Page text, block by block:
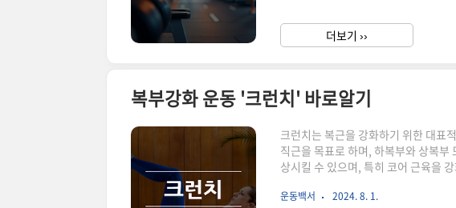
뿐만 아니라 고관절 굴곡근과 대퇴사
행할 수 있으며 장소에 구애받지 않
더보기 ››
복부강화 운동 '크런치' 바로알기
크런치는 복근을 강화하기 위한 대표
직근을 목표로 하며, 하복부와 상복
상시킬 수 있으며, 특히 코어 근육을
히 설명하고 있으니 크런치에 대해 궁
운동백서 2024. 8. 1.